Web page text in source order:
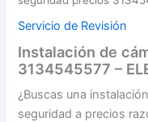
Servicio de Revisión
Instalación de
3134545577 –
¿Buscas una
seguridad a precios